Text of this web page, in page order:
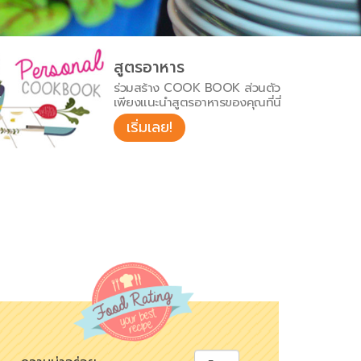
สูตรอาหาร
ร่วมสร้าง COOK BOOK ส่วนตัว
เพียงแนะนำสูตรอาหารของคุณที่นี่
เริ่มเลย!